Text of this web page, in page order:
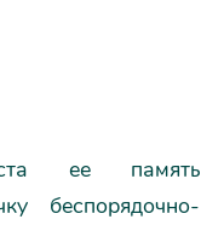
ее память
беспорядочно-